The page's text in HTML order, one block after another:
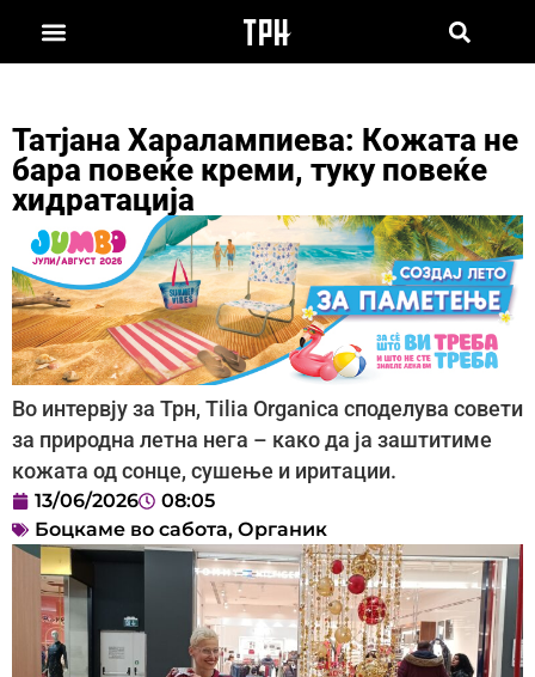
Татјана Харалампиева: Кожата не
бара повеќе креми, туку повеќе
хидратација
Во интервју за Трн, Tilia Organica споделува совети
за природна летна нега – како да ја заштитиме
кожата од сонце, сушење и иритации.
13/06/2026
08:05
Боцкаме во сабота, Органик